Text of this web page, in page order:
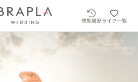
閲覧履歴ライク一覧